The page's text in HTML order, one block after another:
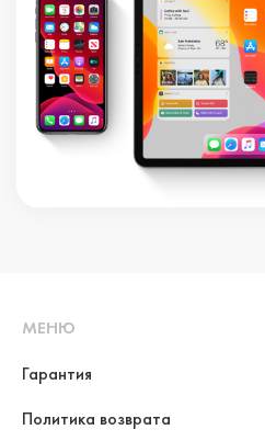
МЕНЮ
Гарантия
Политика возврата